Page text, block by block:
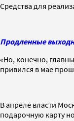
Средства для
Продленные
«Но, конечно,
привился в мае
В апреле власти
подарочную карту